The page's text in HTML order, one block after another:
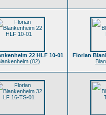
22 HLF 10-01
(02)
Florian